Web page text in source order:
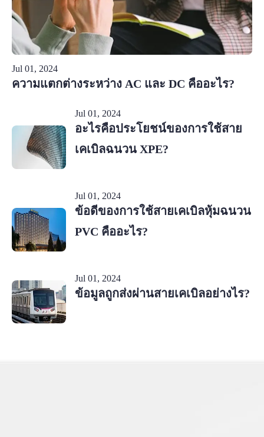
Jul 01, 2024
ความแตกต่างระหว่าง AC และ DC คืออะไร?
Jul 01, 2024
อะไรคือประโยชน์ของการใช้สาย
เคเบิลฉนวน XPE?
Jul 01, 2024
ข้อดีของการใช้สายเคเบิลหุ้มฉนวน
PVC คืออะไร?
Jul 01, 2024
ข้อมูลถูกส่งผ่านสายเคเบิลอย่างไร?